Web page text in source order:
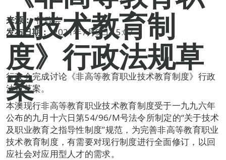
业技术教育制
度》行政法规草
案
来源： 行政会
发布日期： 2021年7月9日 15:07
行政会完成讨论《非高等教育职业技术教育制度》行政
法规草案。
本澳现行非高等教育职业技术教育制度受于一九九六年
公布的九月十六日第54/96/M号法令所制定的“关于技术
及职业教育之指导性制度”规范，为完善非高等教育职业
技术教育制度，有需要对现行制度进行全面修订，以回
应社会对应用型人才的需求。